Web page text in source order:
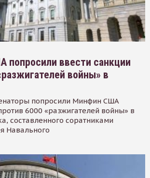
попросили ввести санкции
войны» в
попросили Минфин США
6000 «разжигателей войны» в
составленного соратниками
Навального